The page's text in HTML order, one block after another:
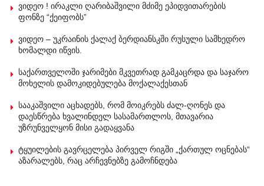
ვიდეო ! ირაკლი ღარიბაშვილი მძიმე ეპიდვითარების
ფონზე “ქეიფობს”
ვიდეო – უკრაინის ქალაქ ბერდიანსკში რუსული სამხედრო
ხომალდი იწვის.
საქართველოში ჯარიმები მკვეთრად გამკაცრდა და საჯარო
მოხელის დამოკიდებულება მოქალაქესთან
სააკაშვილი აცხადებს, რომ მოიკრებს ძალ-ღონეს და
დაესწრება ხვალინდელ სასამართლოს, მთავარია
უზრუნველყონ მისი გადაყვანა
ტყუილების გავრცელება პირველ რიგში „ქართულ ოცნებას“
აზარალებს, რაც არჩევნებზე გამოჩნდება